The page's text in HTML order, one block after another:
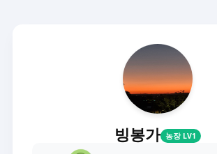
빙봉가 농장 LV1